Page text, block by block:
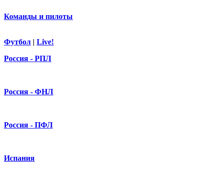
Команды и пилоты
Футбол | Live!
Россия - РПЛ
Россия - ФНЛ
Россия - ПФЛ
Испания